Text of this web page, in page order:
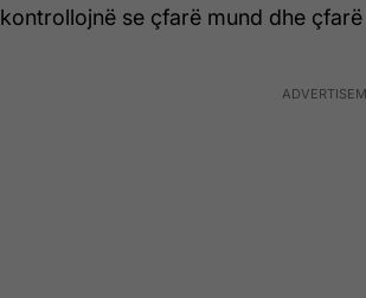
kontrollojnë se çfarë mund dhe